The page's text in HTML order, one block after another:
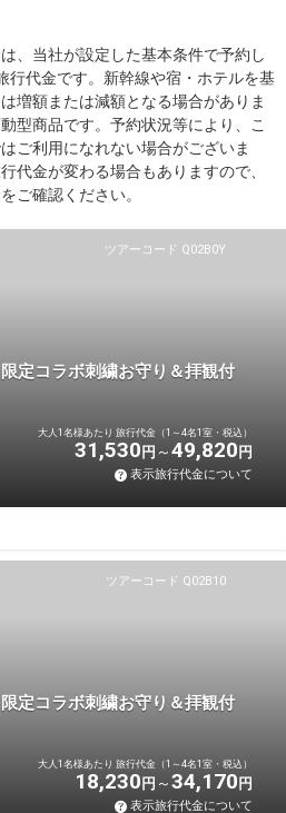
、当社が設定した基本条件で予約し
行代金です。新幹線や宿・ホテルを基
増額または減額となる場合がありま
型商品です。予約状況等により、こ
ご利用になれない場合がございま
代金が変わる場合もありますので、
ご確認ください。
ツアーコード Q02B0Y
定コラボ刺繍お守り＆拝観付
大人1名様あたり 旅行代金（1～4名1室・税込）
31,530 円 49,820 円
表示旅行代金について
ツアーコード Q02B10
定コラボ刺繍お守り＆拝観付
大人1名様あたり 旅行代金（1～4名1室・税込）
18,230 円 34,170 円
表示旅行代金について